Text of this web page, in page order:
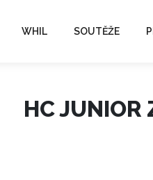
WHIL SOUTĚŽE
HC JUNIOR